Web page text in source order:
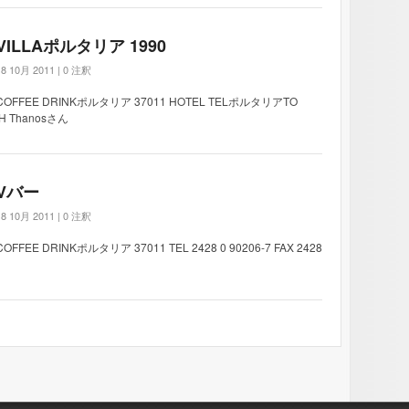
ポルタリア 1990
10月 2011 | 0 注釈
DRINKポルタリア 37011 HOTEL TELポルタリアTO
Thanosさん
バー
10月 2011 | 0 注釈
DRINKポルタリア 37011 TEL 2428 0 90206-7 FAX 2428